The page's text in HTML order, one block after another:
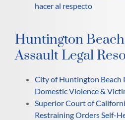
hacer al respecto
Huntington
Assault Legal
City of Huntington Beach
Domestic Violence &
Superior Court of
Restraining Orders Self-